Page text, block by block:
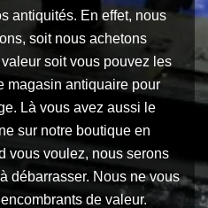
antiquités. En effet, nous
soit nous achetons
soit vous pouvez les
magasin antiquaire pour
Là vous avez aussi le
sur notre boutique en
vous voulez, nous serons
débarrasser. Nous ne vous
de valeur.